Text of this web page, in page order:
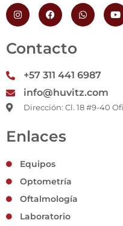
I
n
s
a
g
m
F
a
c
o
k
W
h
a
p
Y
o
u
Contacto
+57 311 441 6987
info@huvitz.com
Dirección: Cl. 18 #9-40
Enlaces
Equipos
Optometría
Oftalmología
Laboratorio